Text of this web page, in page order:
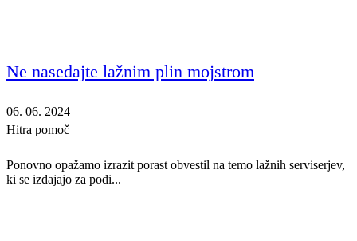
Ne nasedajte lažnim plin mojstrom
06. 06. 2024
Hitra pomoč
Ponovno opažamo izrazit porast obvestil na temo lažnih serviserjev,
ki se izdajajo za podi...